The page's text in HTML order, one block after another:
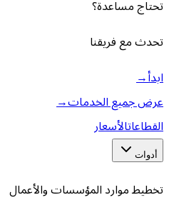
تحتاج مساعدة؟
تحدث مع فريقنا
ابدأ→
عرض جميع الخدمات→
القطاعاتالأسعار
أدوات
تخطيط موارد المؤسسات والأعمال